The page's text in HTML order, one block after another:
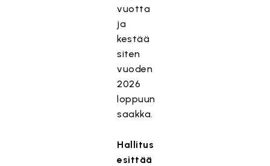
vuotta
ja
kestää
siten
vuoden
2026
loppuun
saakka.
Hallitus
esittää